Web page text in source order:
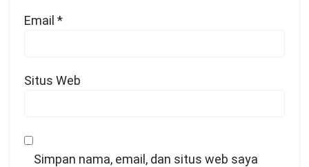
Email *
Situs Web
Simpan nama, email, dan situs web saya